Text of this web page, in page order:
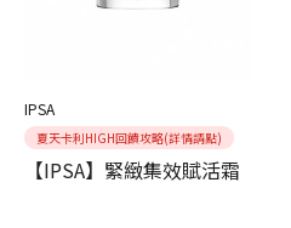
IPSA
夏天卡利HIGH回饋攻略(詳情請點)
【IPSA】緊緻集效賦活霜